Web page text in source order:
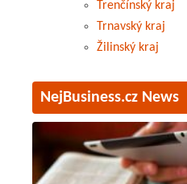
Trenčínský kraj
Trnavský kraj
Žilinský kraj
NejBusiness.cz News